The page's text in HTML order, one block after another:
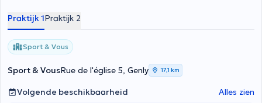
Praktijk 1Praktijk 2
Sport & Vous
Sport & VousRue de l'église 5, Genly 17,1 km
Volgende beschikbaarheid Alles zien